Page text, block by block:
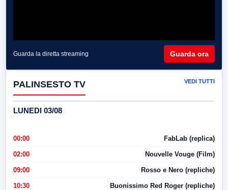
Guarda la diretta streaming Guarda ora
PALINSESTO TV VEDI TUTTI
LUNEDI 03/08
00:00 FabLab (replica)
02:00 Nouvelle Vouge (Film)
09:00 Rosso e Nero (repliche)
10:30 Buonissimo Red Roger (repliche)